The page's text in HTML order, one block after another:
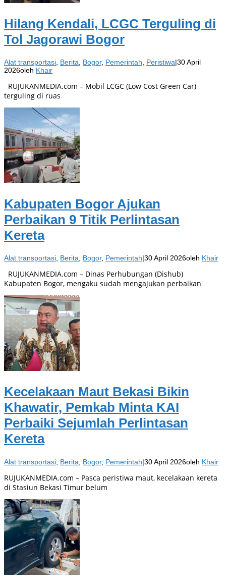
Hilang Kendali, LCGC Terguling di
Tol Jagorawi Bogor
Alat transportasi, Berita, Bogor, Pemerintah, Peristiwa|30 April
2026oleh Khair
RUJUKANMEDIA.com – Mobil LCGC (Low Cost Green Car)
terguling di ruas
Kabupaten Bogor Ajukan
Perbaikan 9 Titik Perlintasan
Kereta
Alat transportasi, Berita, Bogor, Pemerintah|30 April 2026oleh Khair
RUJUKANMEDIA.com – Dinas Perhubungan (Dishub)
Kabupaten Bogor, mengaku sudah mengajukan perbaikan
Kecelakaan Maut Bekasi Bikin
Khawatir, Pemkab Minta KAI
Perbaiki Sejumlah Perlintasan
Kereta
Alat transportasi Berita Bogor, Pemerintah|30 April 2026oleh Khair
RUJUKANMEDIA.com – Pasca peristiwa maut, kecelakaan kereta
di Stasiun Bekasi Timur belum